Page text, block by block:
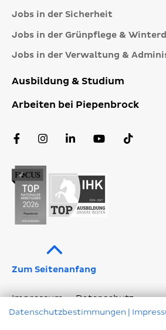
Jobs in der Sicherheit
Jobs in der Grünpflege &
Jobs in der Verwaltung &
Ausbildung & Studium
Arbeiten bei Piepenbrock
FacebookInstagram
LinkedInYouTube
Zum Seitenanfang
Impressum
Datenschutz
Geschlechtergerechte Sprache
Datenschutzbestimmungen |